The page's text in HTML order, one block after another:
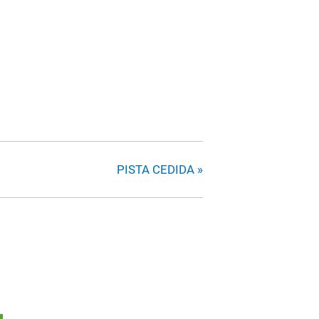
PISTA CEDIDA »